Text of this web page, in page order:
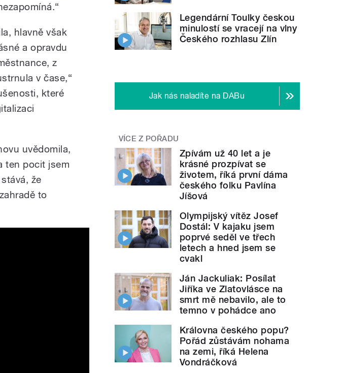
hlavně však
a opravdu
z
v čase,“
které
uvědomila,
ten pocit jsem
že
to
Legendární Toulky českou
minulostí se vracejí na vlny
Českého rozhlasu Zlín
Jak nás naladíte na DABu
VÍCE Z POŘADU
Zpívám už 40 let a je
krásné prozpívat se
životem, říká první dáma
českého folku Pavlína
Jíšová
Olympijský vítěz Josef
Dostál: V kajaku jsem
poprvé seděl ve třech
letech a hned jsem se
cvakl
Ján Jackuliak: Posílat
Jiříka ve Zlatovlásce na
smrt mě nebavilo, ale to
temno v pohádce ano
Královna českého popu?
Pořád zůstávám nohama
na zemi, říká Helena
Vondráčková